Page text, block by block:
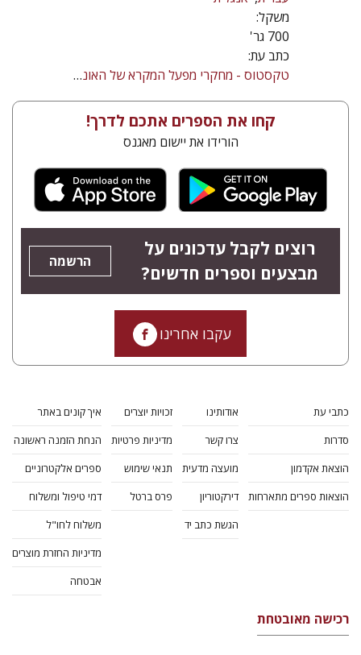
משקל:
700 גר'
כתב עת:
טקסטוס - מחקרי מפעל המקרא של האוניברסיטה העברית בירושלים
קחו את הספרים אתכם לדרך!
הורידו את יישום מאגנס
רוצים לקבל עדכונים על
מבצעים וספרים חדשים?
הרשמה
עקבו אחרינו
כתבי עת
סדרות
הוצאת אקדמון
הוצאות ספרים מתארחות
אודותינו
צרו קשר
מועצה מדעית
דירקטוריון
הגשת כתב יד
זכויות יוצרים
מדיניות פרטיות
תנאי שימוש
פרס ברטל
איך קונים באתר
הנחת הזמנה ראשונה
ספרים אלקטרוניים
דמי טיפול ומשלוח
משלוח לחו"ל
מדיניות החזרת מוצרים
אבטחה
רכישה מאובטחת